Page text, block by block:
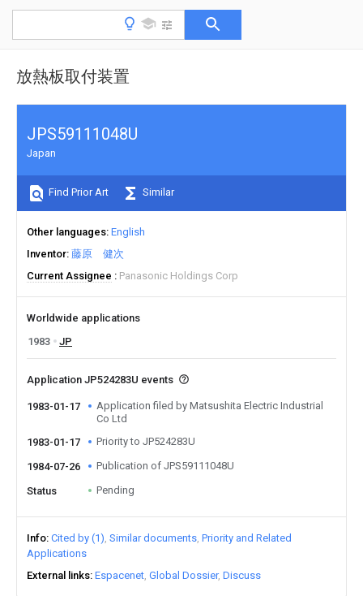
放熱板取付装置
JPS59111048U
Japan
Find Prior Art Similar
Other languages English
Inventor 藤原 健次
Current Assignee
Panasonic Holdings Corp
Worldwide applications
1983
JP
Application JP524283U events
1983-01-17
Application filed by Matsushita Electric Industrial
Co Ltd
1983-01-17
Priority to JP524283U
1984-07-26 Publication of JPS59111048U
Status Pending
Info Cited by (1) Similar documents Priority and Related
Applications
External links Espacenet Global Dossier Discuss